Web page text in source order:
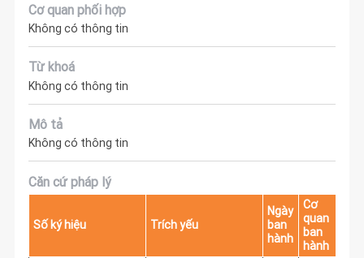
Cơ quan phối hợp
Không có thông tin
Từ khoá
Không có thông tin
Mô tả
Không có thông tin
Căn cứ pháp lý
Số ký hiệu Trích yếu
Ngày
ban
hành
Cơ
quan
ban
hành